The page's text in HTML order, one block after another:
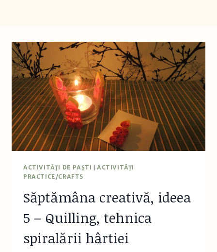
ACTIVITĂŢI DE PAŞTI |ACTIVITĂŢI
PRACTICE/CRAFTS
Săptămâna creativă, ideea
5 – Quilling, tehnica
spiralării hârtiei